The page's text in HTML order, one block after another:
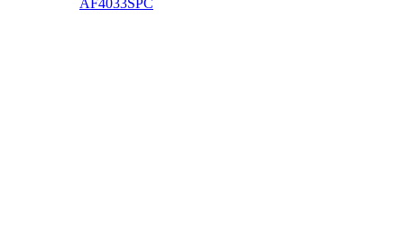
AF4033SPC